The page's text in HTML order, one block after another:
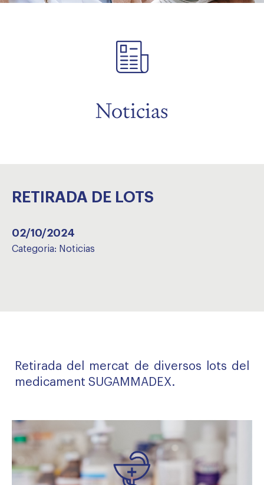
Noticias
RETIRADA DE LOTS
02/10/2024
Categoria: Noticias
Retirada del mercat de diversos lots del
medicament SUGAMMADEX.